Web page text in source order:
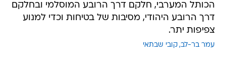
הכותל המערבי, חלקם דרך הרובע המוסלמי ובחלקם
דרך הרובע היהודי, מסיבות של בטיחות וכדי למנוע
צפיפות יתר.
עמר בר-לב קובי שבתאי